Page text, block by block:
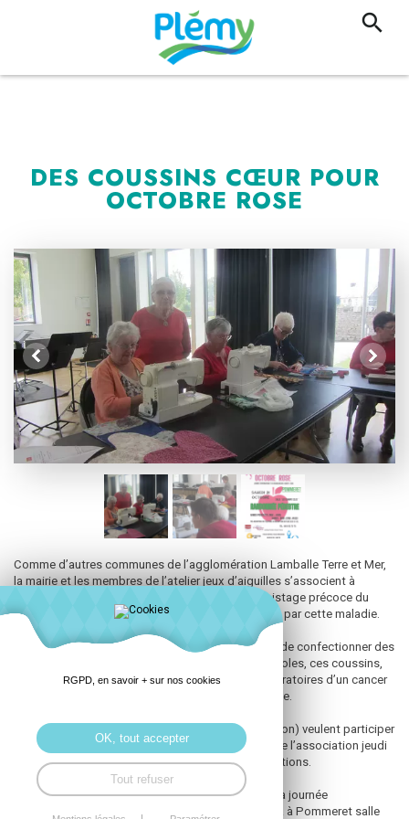
DES COUSSINS CŒUR POUR
OCTOBRE ROSE
Comme d’autres communes de l’agglomération Lamballe Terre et Mer,
la mairie et les membres de l’atelier jeux d’aiguilles s’associent à
l’opération octobre rose pour sensibiliser au dépistage précoce du
cancer du sein et soutenir les personnes touchées par cette maladie.
Cette année, l’association jeux d’aiguilles a choisi de confectionner des
coussins cœur. Découpés et cousus par les bénévoles, ces coussins,
placés sous le bras soulage les douleurs post opératoires d’un cancer
du sein en diminuant les tensions dues à la chirurgie.
Si d’autres personnes (couturiers, couturières ou non) veulent participer
à cet atelier, elles peuvent rejoindre les membres de l’association jeudi
12 octobre à partir de 14h à la maison des associations.
Les réalisations seront remises le à l’occasion de la journée
d’information et de sensibilisation qui se déroulera à Pommeret salle
RGPD, en savoir + sur nos cookies
OK, tout accepter
Tout refuser